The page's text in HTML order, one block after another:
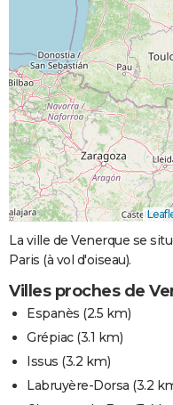
La ville de Venerque se
Paris (à vol d'oiseau).
Villes proches de
Espanès (2.5 km)
Grépiac(3.1 km)
Issus (3.2 km)
Labruyère-Dorsa (3.2